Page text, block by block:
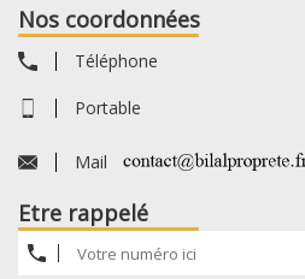
Nos coordonnées
Téléphone
Portable
Mail
Etre rappelé